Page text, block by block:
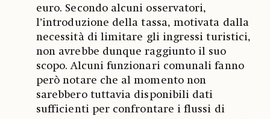
euro. Secondo alcuni osservatori,
l’introduzione della tassa, motivata dalla
necessità di limitare gli ingressi turistici,
non avrebbe dunque raggiunto il suo
scopo. Alcuni funzionari comunali fanno
però notare che al momento non
sarebbero tuttavia disponibili dati
sufficienti per confrontare i flussi di